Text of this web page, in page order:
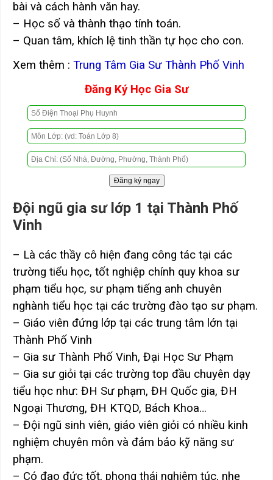
bài và cách hành văn hay.
– Học số và thành thạo tính toán.
– Quan tâm, khích lệ tinh thần tự học cho con.
Xem thêm : Trung Tâm Gia Sư Thành Phố Vinh
Đăng Ký Học Gia Sư
Đội ngũ gia sư lớp 1 tại Thành Phố
Vinh
– Là các thầy cô hiện đang công tác tại các
trường tiểu học, tốt nghiệp chính quy khoa sư
phạm tiểu học, sư phạm tiếng anh chuyên
nghành tiểu học tại các trường đào tạo sư phạm.
– Giáo viên đứng lớp tại các trung tâm lớn tại
Thành Phố Vinh
– Gia sư Thành Phố Vinh, Đại Học Sư Phạm
– Gia sư giỏi tại các trường top đầu chuyên dạy
tiểu học như: ĐH Sư phạm, ĐH Quốc gia, ĐH
Ngoại Thương, ĐH KTQD, Bách Khoa…
– Đội ngũ sinh viên, giáo viên giỏi có nhiều kinh
nghiệm chuyên môn và đảm bảo kỹ năng sư
phạm.
– Có đạo đức tốt, phong thái nghiêm túc, nhẹ